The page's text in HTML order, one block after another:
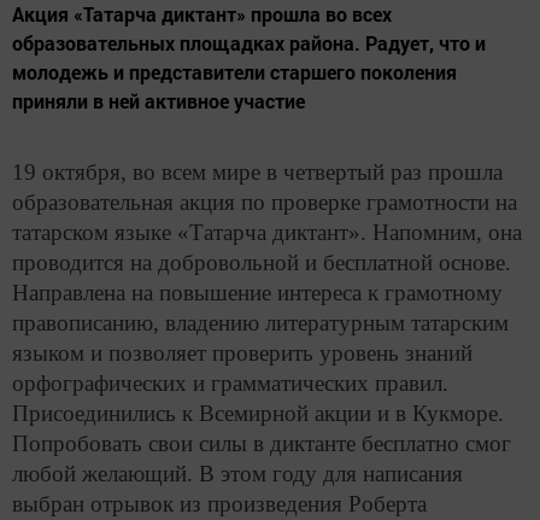
Акция «Татарча диктант» прошла во всех
образовательных площадках района. Радует, что и
молодежь и представители старшего поколения
приняли в ней активное участие
19 октября, во всем мире в четвертый раз прошла
образовательная акция по проверке грамотности на
татарском языке «Татарча диктант». Напомним, она
проводится на добровольной и бесплатной основе.
Направлена на повышение интереса к грамотному
правописанию, владению литературным татарским
языком и позволяет проверить уровень знаний
орфографических и грамматических правил.
Присоединились к Всемирной акции и в Кукморе.
Попробовать свои силы в диктанте бесплатно смог
любой желающий. В этом году для написания
выбран отрывок из произведения Роберта